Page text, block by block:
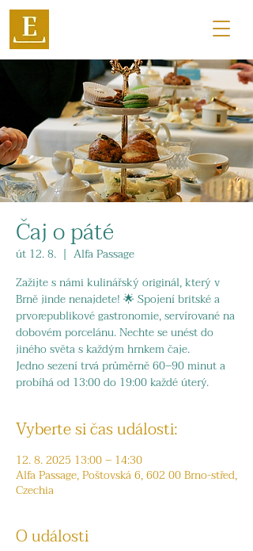
Čaj o páté
út 12. 8.
  |
Alfa Passage
Zažijte s námi kulinářský originál, který v
Brně jinde nenajdete! 🌟 Spojení britské a
prvorepublikové gastronomie, servírované na
dobovém porcelánu. Nechte se unést do
jiného světa s každým hrnkem čaje.
Jedno sezení trvá průměrně 60–90 minut a
probíhá od 13:00 do 19:00 každé úterý.
Vyberte si čas události:
12. 8. 2025 13:00 – 14:30
Alfa Passage, Poštovská 6, 602 00 Brno-střed,
Czechia
O události